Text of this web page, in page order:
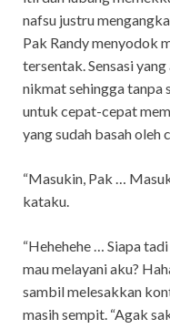
nafsu justru
Pak Randy menyodok
tersentak. Sensasi
nikmat sehingga tanpa
untuk cepat-cepat
yang sudah basah oleh
“Masukin, Pak …
kataku.
“Hehehehe … Siapa
mau melayani aku?
sambil melesakkan
masih sempit. “Agak